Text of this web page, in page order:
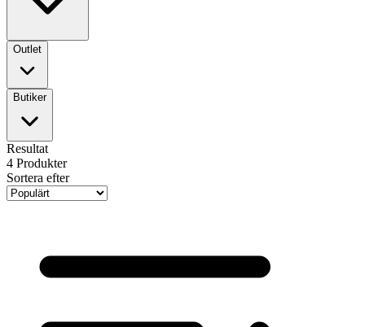
Outlet
Butiker
Resultat
4 Produkter
Sortera efter